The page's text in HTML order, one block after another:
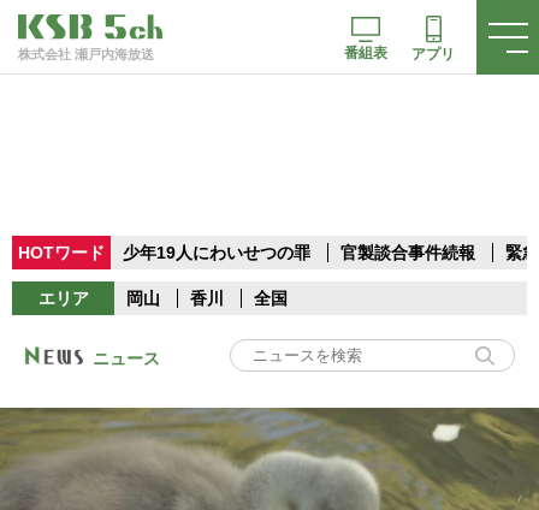
株式会社 瀬戸内海放送 番組表 アプリ
HOTワード 少年19人にわいせつの罪 官製談合事件続報 緊
エリア 岡山 香川 全国
ニュース